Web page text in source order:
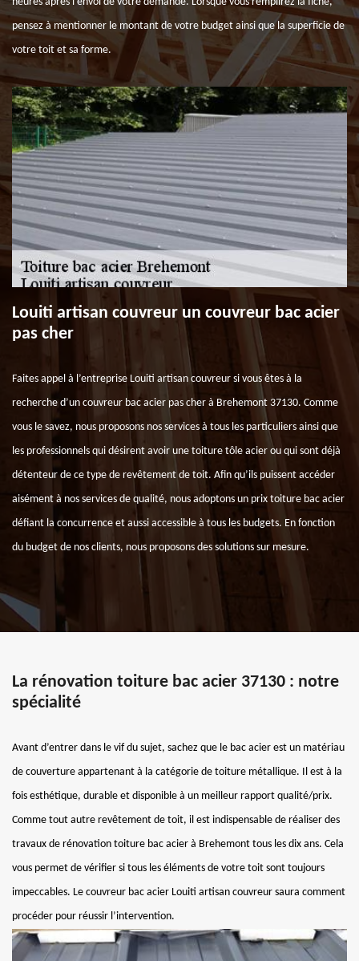
pensez à mentionner le montant de votre budget ainsi que la superficie de
votre toit et sa forme.
Louiti artisan couvreur un couvreur bac acier
pas cher
Faites appel à l’entreprise Louiti artisan couvreur si vous êtes à la
recherche d’un couvreur bac acier pas cher à Brehemont 37130. Comme
vous le savez, nous proposons nos services à tous les particuliers ainsi que
les professionnels qui désirent avoir une toiture tôle acier ou qui sont déjà
détenteur de ce type de revêtement de toit. Afin qu’ils puissent accéder
aisément à nos services de qualité, nous adoptons un prix toiture bac acier
défiant la concurrence et aussi accessible à tous les budgets. En fonction
du budget de nos clients, nous proposons des solutions sur mesure.
La rénovation toiture bac acier 37130 : notre
spécialité
Avant d’entrer dans le vif du sujet, sachez que le bac acier est un matériau
de couverture appartenant à la catégorie de toiture métallique. Il est à la
fois esthétique, durable et disponible à un meilleur rapport qualité/prix.
Comme tout autre revêtement de toit, il est indispensable de réaliser des
travaux de rénovation toiture bac acier à Brehemont tous les dix ans. Cela
vous permet de vérifier si tous les éléments de votre toit sont toujours
impeccables. Le couvreur bac acier Louiti artisan couvreur saura comment
procéder pour réussir l’intervention.